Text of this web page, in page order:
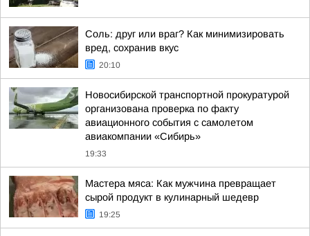
Соль: друг или враг? Как минимизировать
вред, сохранив вкус
20:10
Новосибирской транспортной прокуратурой
организована проверка по факту
авиационного события с самолетом
авиакомпании «Сибирь»
19:33
Мастера мяса: Как мужчина превращает
сырой продукт в кулинарный шедевр
19:25